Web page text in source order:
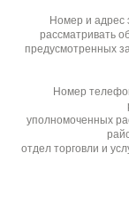
Прозрачность:
Непрозрачная
Устойчивость
Очень высокая,
Бренд /
Номер и адрес
рассматривать
предусмотренных
Номер
уполномоченных
отдел торговли и